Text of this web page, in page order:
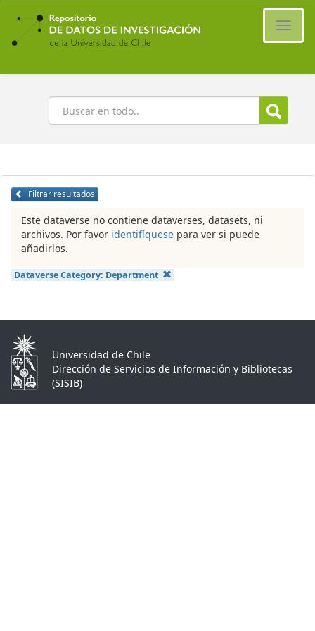
Ir
contenido
principal
Buscar
Filtrar resultados
Este dataverse no contiene dataverses, datasets, ni
archivos. Por favor identifíquese para ver si puede
añadirlos.
Dataverse Category: Department
Universidad de Chile
Dirección de Servicios de Información y Bibliotecas
(SISIB)